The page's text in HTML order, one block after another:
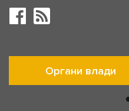
Органи влади